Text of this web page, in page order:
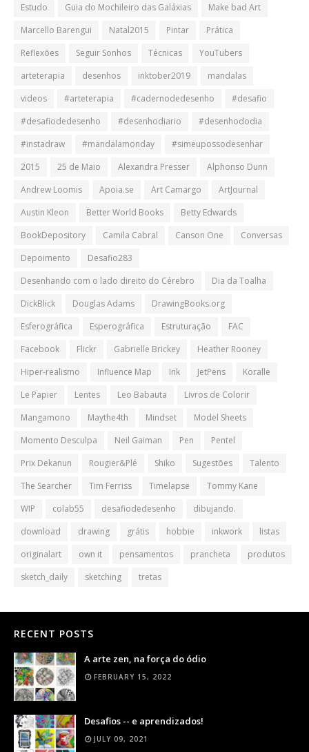
Estudo
Guia do Mochileiro das Galáxias
Make bad Art
Marcello Barengui
Natal2015 Pintar
Prática
Reflexões
Seguir Sonhos Técnicas
YouTubers
arteterapia
desenhos inktober2019
mandalas
videos
#arteterapia #cadernodedesenho
#desafio
#desafiodedesenho
#desenhodiario
#desenhododia
#instadraw
#mandalamonday
#simeupossodesenhar
2015
25 de Maio Alexandra Presser
Alphonso Dunn
Andrew Loomis
Apoia.se Art Camargo
ArtJournal
Austin Kleon
Better World Books
Betty Edwards
BookDepository
Camila Cabral Canson One
Conversas
Depoimento
Desafio283
Desenhando com o lado direito do Cérebro
Dia da Toalha
DickBlick
Douglas Adams
DrawingBooks.org
Esferográfica
Esperográfica Estruturação
FAC
Facebook
Flickr Gabrielle Brickey
Heather Rooney
Hiper-realismo
Influence Map Ink JetPens
Koralle
Le Papier
Lentes Leo Babauta
Livros de Colorir
Mangamono
Maythe4th Mindset
Model Sheets
Momento Desculpa
Neil Gaiman Pen
Pentel
Prix Dekanun
Rougier&Plé Shiko Sugestões
Talento
The Searcher
Tim Ferriss Timelapse
Tommy Kane
WIP
colab55 desafiodedesenho
dibujando.
download
drawing grátis hobbie inkwork
listas
originalart
own it pensamentos prancheta
produtos
sketch_daily
sketching tretas
RECENT POSTS
A arte zen, na força do ódio
FEBRUARY 15, 2022
Desafios -- e aprendizados!
JULY 09, 2021